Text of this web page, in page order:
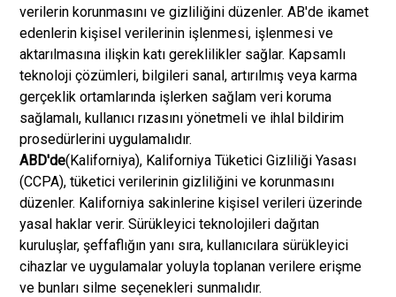
verilerin korunmasını ve gizliliğini düzenler. AB'de ikamet
edenlerin kişisel verilerinin işlenmesi, işlenmesi ve
aktarılmasına ilişkin katı gereklilikler sağlar. Kapsamlı
teknoloji çözümleri, bilgileri sanal, artırılmış veya karma
gerçeklik ortamlarında işlerken sağlam veri koruma
sağlamalı, kullanıcı rızasını yönetmeli ve ihlal bildirim
prosedürlerini uygulamalıdır.
ABD'de(Kaliforniya), Kaliforniya Tüketici Gizliliği Yasası
(CCPA), tüketici verilerinin gizliliğini ve korunmasını
düzenler. Kaliforniya sakinlerine kişisel verileri üzerinde
yasal haklar verir. Sürükleyici teknolojileri dağıtan
kuruluşlar, şeffaflığın yanı sıra, kullanıcılara sürükleyici
cihazlar ve uygulamalar yoluyla toplanan verilere erişme
ve bunları silme seçenekleri sunmalıdır.